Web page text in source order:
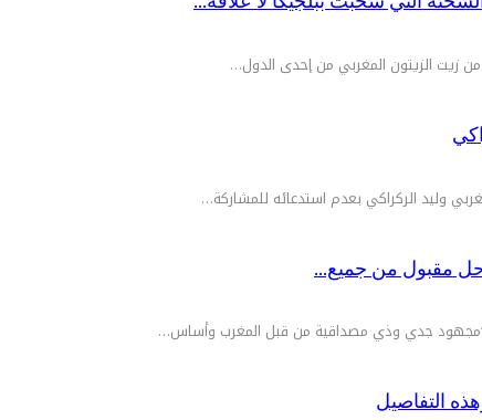
من زيت الزيتون المغربي من إحدى الدول…
وليد الركراكي بعدم استدعائه للمشاركة…
حل مقبول من جميع…
التفاصيل